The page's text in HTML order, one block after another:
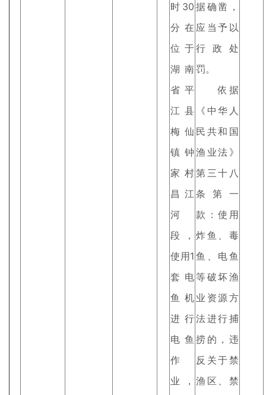
时30
分在
位于
湖南
省平
江县
梅仙
镇钟
家村
昌江
河
段，
使用1
套电
鱼机
进行
电鱼
作
业，
据确凿，
应当予以
行政处
罚。
依据
《中华人
民共和国
渔业法》
第三十八
条第一
款：使用
炸鱼、毒
鱼、电鱼
等破坏渔
业资源方
法进行捕
捞的，违
反关于禁
渔区、禁